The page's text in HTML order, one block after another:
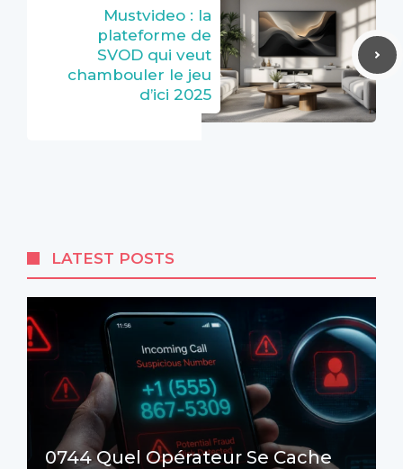
Mustvideo : la
plateforme de
SVOD qui veut
chambouler le jeu
d’ici 2025
LATEST POSTS
0744 Quel Opérateur Se Cache